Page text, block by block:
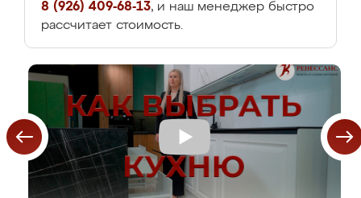
8 (926) 409-68-13, и наш менеджер быстро
рассчитает стоимость.